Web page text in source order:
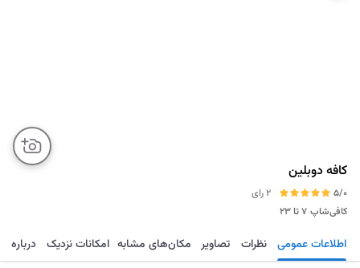
کافه دوبلین
5/0
2 رای
کافی‌شاپ ۷ تا ۲۳
مسیریابی ذخیره ارسال تماس اطلاعات عمومی نظرات تصاویر مکان‌های مشابه امکانات نزدیک درباره